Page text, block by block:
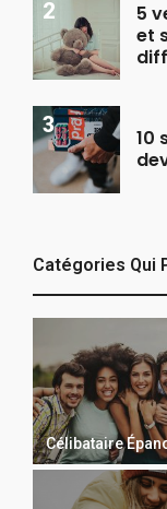
5
et
10
Catégories Qui
Célibataire